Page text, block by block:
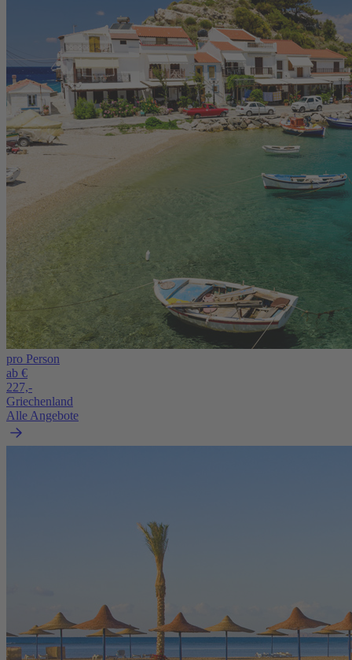
pro Person
ab €
227,-
Griechenland
Alle Angebote